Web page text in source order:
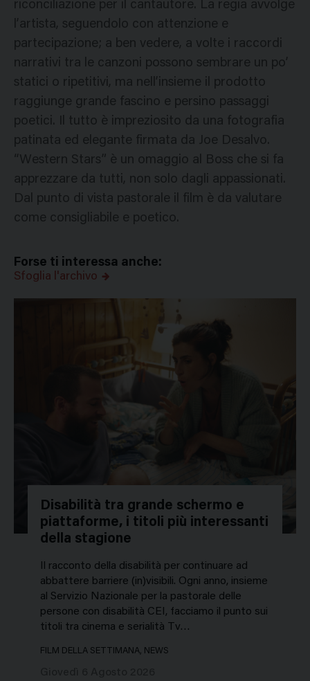
riconciliazione per il cantautore. La regia avvolge
l’artista, seguendolo con attenzione e
partecipazione; a ben vedere, a volte i raccordi
narrativi tra le canzoni possono sembrare un po’
statici o ripetitivi, ma nell’insieme il prodotto
raggiunge grande fascino e persino passaggi
poetici. Il tutto è impreziosito da una fotografia
patinata ed elegante firmata da Joe Desalvo.
“Western Stars” è un omaggio al Boss che si fa
apprezzare da tutti, non solo dagli appassionati.
Dal punto di vista pastorale il film è da valutare
come consigliabile e poetico.
Forse ti interessa anche:
Sfoglia l'archivo
Disabilità tra grande schermo e
piattaforme, i titoli più interessanti
della stagione
Il racconto della disabilità per continuare ad
abbattere barriere (in)visibili. Ogni anno, insieme
al Servizio Nazionale per la pastorale delle
persone con disabilità CEI, facciamo il punto sui
titoli tra cinema e serialità Tv…
FILM DELLA SETTIMANA, NEWS